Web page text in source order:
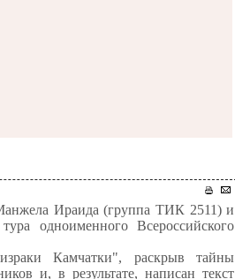
Ираида (группа ТИК 2511) и
одноименного Всероссийского
Камчатки", раскрыв тайны
и, в результате, написан текст